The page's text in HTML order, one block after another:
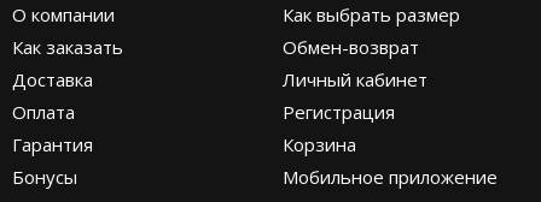
О компании
Как заказать
Доставка
Оплата
Гарантия
Бонусы
Как выбрать размер
Обмен-возврат
Личный кабинет
Регистрация
Корзина
Мобильное приложение